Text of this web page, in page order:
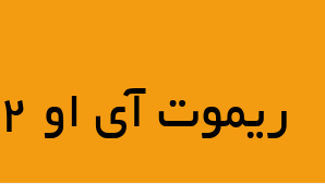
ریموت آی او 2 دکمه